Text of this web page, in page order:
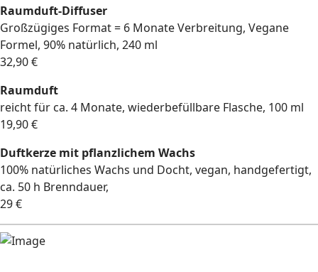
Raumduft-Diffuser
Großzügiges Format = 6 Monate Verbreitung, Vegane
Formel, 90% natürlich, 240 ml
32,90 €
Raumduft
reicht für ca. 4 Monate, wiederbefüllbare Flasche, 100 ml
19,90 €
Duftkerze mit pflanzlichem Wachs
100% natürliches Wachs und Docht, vegan, handgefertigt,
ca. 50 h Brenndauer,
29 €